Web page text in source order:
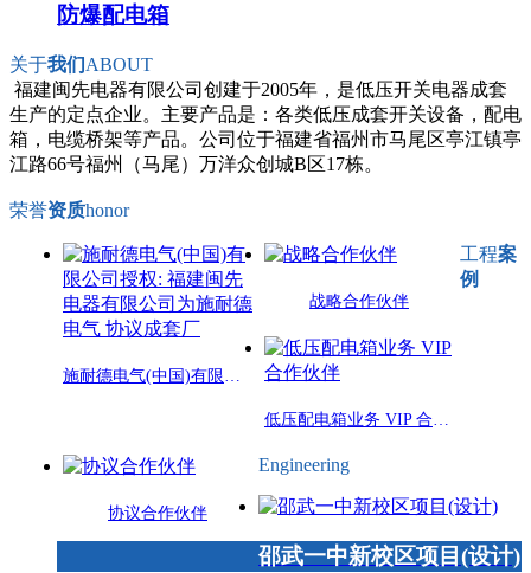
防爆配电箱
关于我们ABOUT
福建闽先电器有限公司创建于2005年，是低压开关电器成套
生产的定点企业。主要产品是：各类低压成套开关设备，配电
箱，电缆桥架等产品。公司位于福建省福州市马尾区亭江镇亭
江路66号福州（马尾）万洋众创城B区17栋。
荣誉资质honor
战略合作伙伴
协议合作伙伴
工程案
例
Engineering
邵武一中新校区项目(设计)